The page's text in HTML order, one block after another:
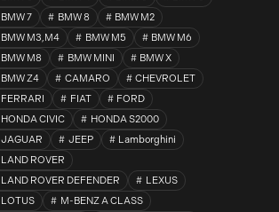
BMW 7
BMW 8
BMW M2
BMW M3,M4
BMW M5
BMW M6
BMW M8
BMW MINI
BMW X
BMW Z4
CAMARO
CHEVROLET
FERRARI
FIAT
FORD
HONDA CIVIC
HONDA S2000
JAGUAR
JEEP
Lamborghini
LAND ROVER
LAND ROVER DEFENDER
LEXUS
LOTUS
M-BENZ A CLASS